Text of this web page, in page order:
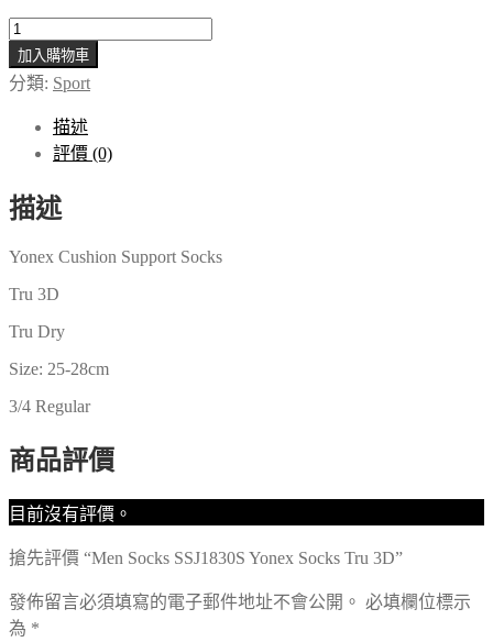
$150.00.
Men
Socks
SSJ1830S
Yonex
量
加入購物車
分類: Sport
描述
評價 (0)
描述
Yonex Cushion Support Socks
Tru 3D
Tru Dry
Size: 25-28cm
3/4 Regular
商品評價
目前沒有評價。
搶先評價 “Men Socks SSJ1830S Yonex Socks Tru 3D”
發佈留言必須填寫的電子郵件地址不會公開。 必填欄位標示
為 *